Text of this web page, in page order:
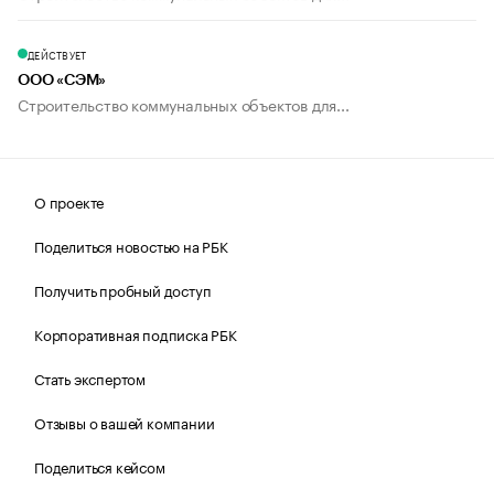
ДЕЙСТВУЕТ
ООО «СЭМ»
Строительство коммунальных объектов для...
О проекте
Поделиться новостью на РБК
Получить пробный доступ
Корпоративная подписка РБК
Стать экспертом
Отзывы о вашей компании
Поделиться кейсом